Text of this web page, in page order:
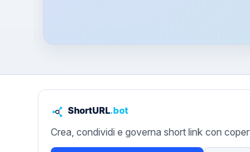
Crea, condividi e governa short link con